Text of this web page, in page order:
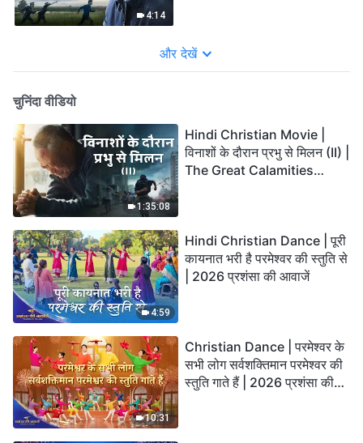
4:14
और देखें
चुनिंदा वीडियो
1:35:08
Hindi Christian Movie |
विनाशों के दौरान प्रभु से मिलन (II) |
The Great Calamities
4:59
Hindi Christian Dance | पूरी
कायनात भरी है परमेश्वर की स्तुति से
| 2026 प्रशंसा की आवाजें
10:31
Christian Dance | परमेश्वर के
सभी लोग सर्वशक्तिमान परमेश्वर की
स्तुति गाते हैं | 2026 प्रशंसा की